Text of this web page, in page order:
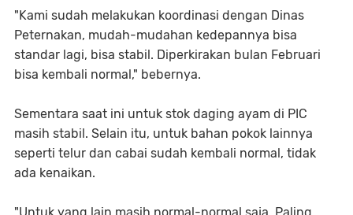
"Kami sudah melakukan koordinasi dengan Dinas
Peternakan, mudah-mudahan kedepannya bisa
standar lagi, bisa stabil. Diperkirakan bulan Februari
bisa kembali normal," bebernya.
Sementara saat ini untuk stok daging ayam di PIC
masih stabil. Selain itu, untuk bahan pokok lainnya
seperti telur dan cabai sudah kembali normal, tidak
ada kenaikan.